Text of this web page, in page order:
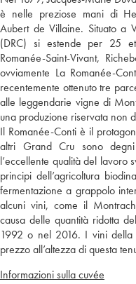
è nelle preziose mani di
Aubert de Villaine. Situato a
(DRC) si estende per 25
Romanée-Saint-Vivant,
ovviamente La Romanée-
recentemente ottenuto tre
alle leggendarie vigne di
una produzione riservata non
Il Romanée-Conti è il
altri Grand Cru sono
l’eccellente qualità del lavoro
principi dell’agricoltura
fermentazione a grappolo
alcuni vini, come il
causa delle quantità ridotta
1992 o nel 2016. I vini della
prezzo all’altezza di questa
Informazioni sulla cuvée